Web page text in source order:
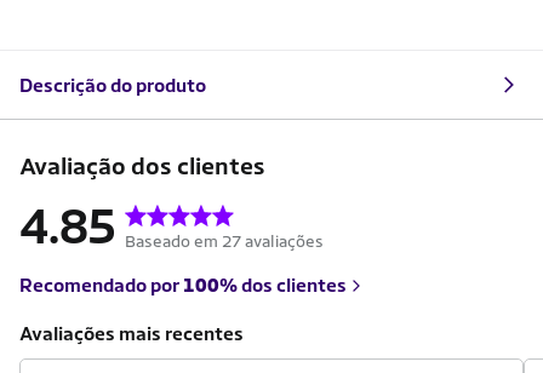
Descrição do produto
Avaliação dos clientes
4.85 Baseado em 27 avaliações
Recomendado por 100%dos clientes
Avaliações mais recentes